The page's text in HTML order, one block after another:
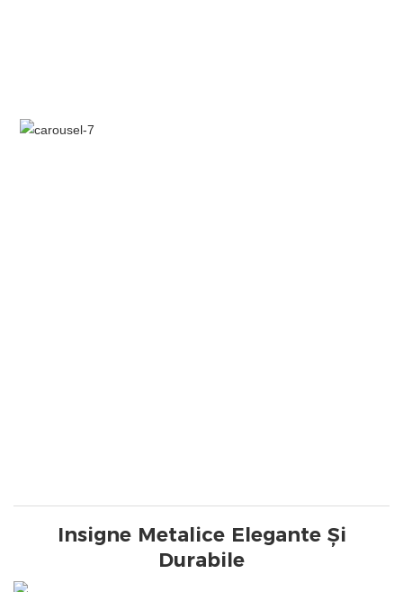
Insigne Metalice Elegante Și
Durabile